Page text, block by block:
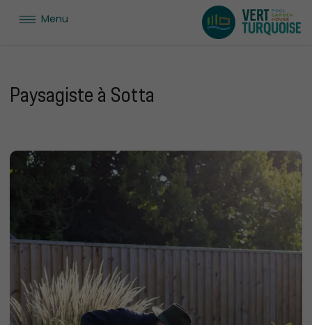
Menu
Paysagiste à Sotta